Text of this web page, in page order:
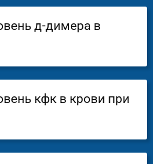
д-димера в
кфк в крови при